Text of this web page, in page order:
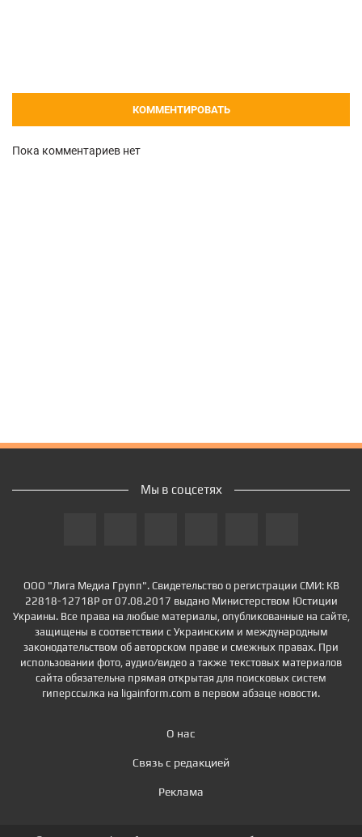
КОММЕНТИРОВАТЬ
Пока комментариев нет
ООО "Лига Медиа Групп". Свидетельство о регистрации СМИ: КВ
22818-12718Р от 07.08.2017 выдано Министерством Юстиции
Украины. Все права на любые материалы, опубликованные на сайте,
защищены в соответствии с Украинским и международным
законодательством об авторском праве и смежных правах. При
использовании фото, аудио/видео а также текстовых материалов
сайта обязательна прямая открытая для поисковых систем
гиперссылка на ligainform.com в первом абзаце новости.
О нас
Связь с редакцией
Реклама
Мы в соцсетях